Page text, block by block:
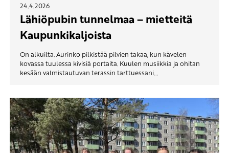
24.4.2026
Lähiöpubin tunnelmaa – mietteitä
Kaupunkikaljoista
On alkuilta. Aurinko pilkistää pilvien takaa, kun kävelen
kovassa tuulessa kivisiä portaita. Kuulen musiikkia ja ohitan
kesään valmistautuvan terassin tarttuessani...